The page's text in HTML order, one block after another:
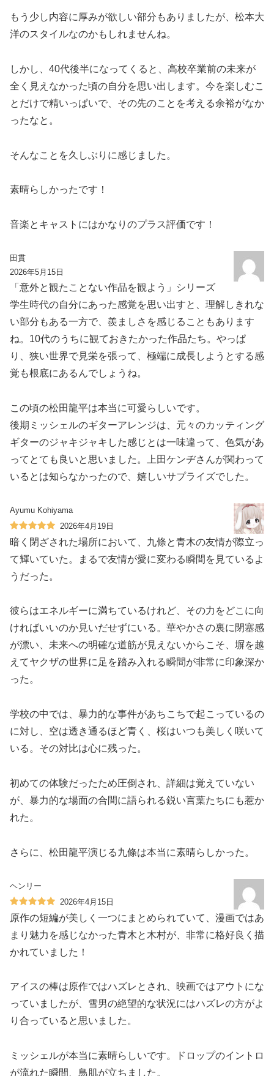
もう少し内容に厚みが欲しい部分もありましたが、松本大
洋のスタイルなのかもしれませんね。
しかし、40代後半になってくると、高校卒業前の未来が
全く見えなかった頃の自分を思い出します。今を楽しむこ
とだけで精いっぱいで、その先のことを考える余裕がなか
ったなと。
そんなことを久しぶりに感じました。
素晴らしかったです！
音楽とキャストにはかなりのプラス評価です！
田貫
2026年5月15日
「意外と観たことない作品を観よう」シリーズ
学生時代の自分にあった感覚を思い出すと、理解しきれな
い部分もある一方で、羨ましさを感じることもあります
ね。10代のうちに観ておきたかった作品たち。やっぱ
り、狭い世界で見栄を張って、極端に成長しようとする感
覚も根底にあるんでしょうね。
この頃の松田龍平は本当に可愛らしいです。
後期ミッシェルのギターアレンジは、元々のカッティング
ギターのジャキジャキした感じとは一味違って、色気があ
ってとても良いと思いました。上田ケンヂさんが関わって
いるとは知らなかったので、嬉しいサプライズでした。
Ayumu Kohiyama
2026年4月19日
暗く閉ざされた場所において、九條と青木の友情が際立っ
て輝いていた。まるで友情が愛に変わる瞬間を見ているよ
うだった。
彼らはエネルギーに満ちているけれど、その力をどこに向
ければいいのか見いだせずにいる。華やかさの裏に閉塞感
が漂い、未来への明確な道筋が見えないからこそ、塀を越
えてヤクザの世界に足を踏み入れる瞬間が非常に印象深か
った。
学校の中では、暴力的な事件があちこちで起こっているの
に対し、空は透き通るほど青く、桜はいつも美しく咲いて
いる。その対比は心に残った。
初めての体験だったため圧倒され、詳細は覚えていない
が、暴力的な場面の合間に語られる鋭い言葉たちにも惹か
れた。
さらに、松田龍平演じる九條は本当に素晴らしかった。
ヘンリー
2026年4月15日
原作の短編が美しく一つにまとめられていて、漫画ではあ
まり魅力を感じなかった青木と木村が、非常に格好良く描
かれていました！
アイスの棒は原作ではハズレとされ、映画ではアウトにな
っていましたが、雪男の絶望的な状況にはハズレの方がよ
り合っていると思いました。
ミッシェルが本当に素晴らしいです。ドロップのイントロ
が流れた瞬間、鳥肌が立ちました。